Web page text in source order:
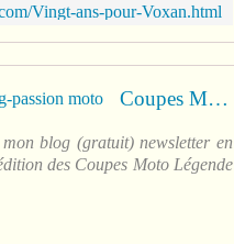
Vingt-ans-pour-Voxan.html
Coupes Moto Légende 2019 : Dijon Prenois - frico-racing-passion moto
blog (gratuit) newsletter en
des Coupes Moto Légende